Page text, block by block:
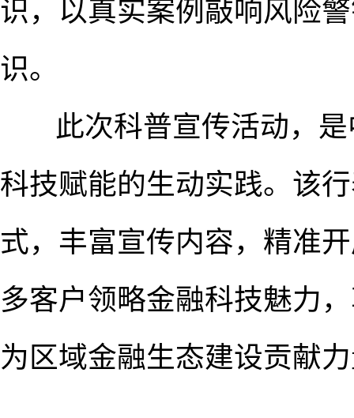
识，以真实案例敲响风险
识。
此次科普宣传活动，是
科技赋能的生动实践。该
式，丰富宣传内容，精准
多客户领略金融科技魅力
为区域金融生态建设贡献